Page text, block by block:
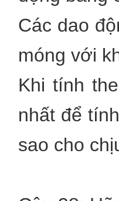
Các dao
móng với
Khi tính
nhất để
sao cho